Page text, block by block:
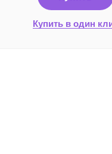
Купить в один